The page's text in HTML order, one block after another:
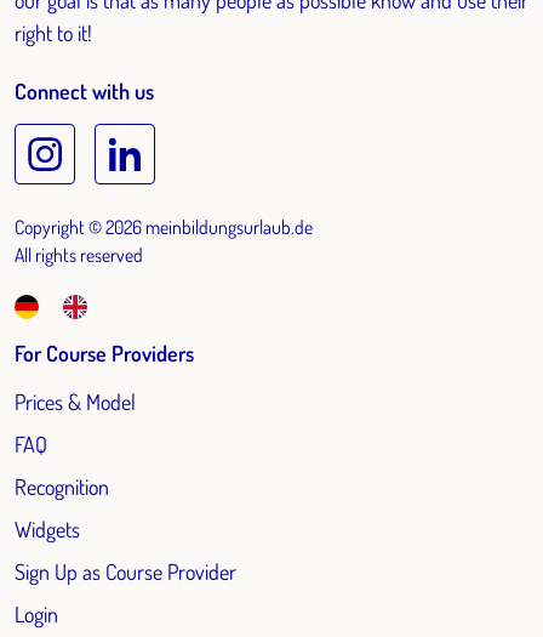
right to it!
Connect with us
Copyright © 2026 meinbildungsurlaub.de
All rights reserved
For Course Providers
Prices & Model
FAQ
Recognition
Widgets
Sign Up as Course Provider
Login